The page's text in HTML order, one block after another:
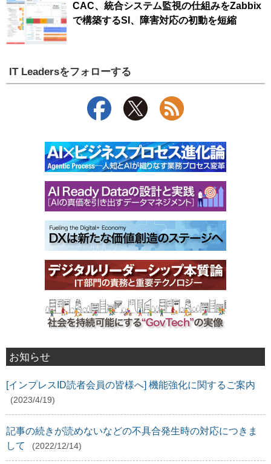
CAC、統合システム監視の仕組みをZabbix
で構築するSI、障害対応の初動を短縮
IT Leadersをフォローする
お知らせ
[インプレスID読者会員の皆様へ] 機能強化に関するご案内
(2023/4/19)
記事の続きが読めないなどの不具合発生時の対応につきま
して
(2022/12/14)